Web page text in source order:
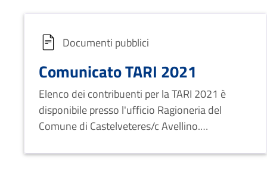
Documenti pubblici
Comunicato TARI 2021
Elenco dei contribuenti per la TARI 2021 è
disponibile presso l'ufficio Ragioneria del
Comune di Castelveteres/c Avellino.
2021.